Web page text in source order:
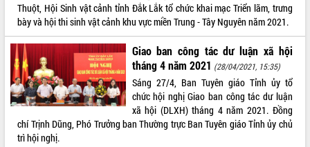
Khám bệnh, cấp phát thuốc miễn phí
và tặng quà người dân xã Cư Pui
Hội nghị UBND tỉnh Đắk Lắk thường kỳ
tháng 7/2026
Nam Anh hùng” và trao Huân chương
Lao động
Thuột, Hội Sinh vật cảnh tỉnh Đắk Lắk tổ chức khai mạc Triển lãm, trưng
bày và hội thi sinh vật cảnh khu vực miền Trung - Tây Nguyên năm 2021.
Giao ban công tác dư luận xã hội
tháng 4 năm 2021 (28/04/2021, 15:35)
Sáng 27/4, Ban Tuyên giáo Tỉnh ủy tổ
chức hội nghị Giao ban công tác dư luận
xã hội (DLXH) tháng 4 năm 2021. Đồng
chí Trịnh Dũng, Phó Trưởng ban Thường trực Ban Tuyên giáo Tỉnh ủy chủ
trì hội nghị.